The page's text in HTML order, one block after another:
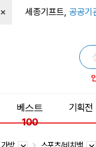
× 세종기프트, 공공기
베스트
100
기획전